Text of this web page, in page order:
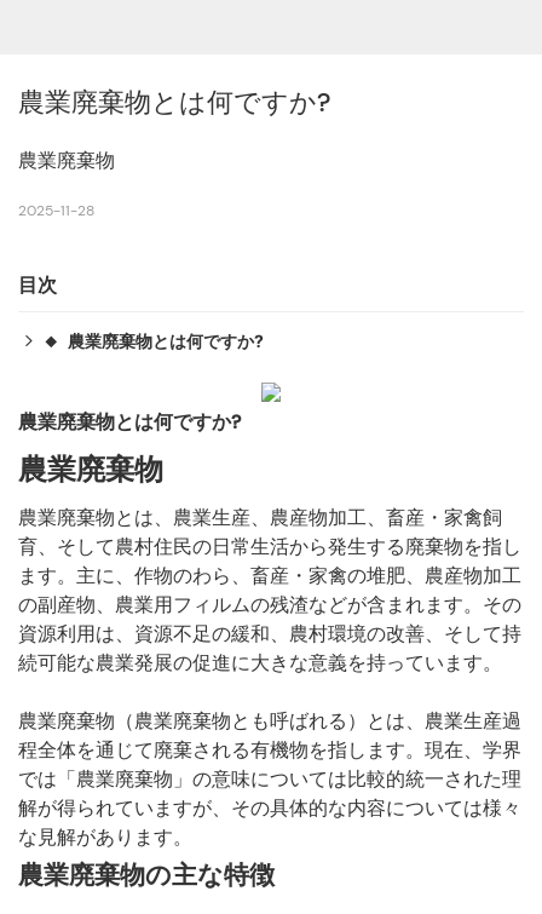
農業廃棄物とは何ですか?
農業廃棄物
2025-11-28
目次
◆ 農業廃棄物とは何ですか?
◆ 農業廃棄物の主な特徴
◆ 農業廃棄物の資源利用における問題点
◆ 農業廃棄物の資源利用戦略
◆ 作物のわらの革新的な利用
◆ 複数の国におけるわらの活用事例
◆ 処理と利用
農業廃棄物とは何ですか?
農業廃棄物
農業廃棄物とは、農業生産、農産物加工、畜産・家禽飼
育、そして農村住民の日常生活から発生する廃棄物を指し
ます。主に、作物のわら、畜産・家禽の堆肥、農産物加工
の副産物、農業用フィルムの残渣などが含まれます。その
資源利用は、資源不足の緩和、農村環境の改善、そして持
続可能な農業発展の促進に大きな意義を持っています。
農業廃棄物（農業廃棄物とも呼ばれる）とは、農業生産過
程全体を通じて廃棄される有機物を指します。現在、学界
では「農業廃棄物」の意味については比較的統一された理
解が得られていますが、その具体的な内容については様々
な見解があります。
農業廃棄物の主な特徴